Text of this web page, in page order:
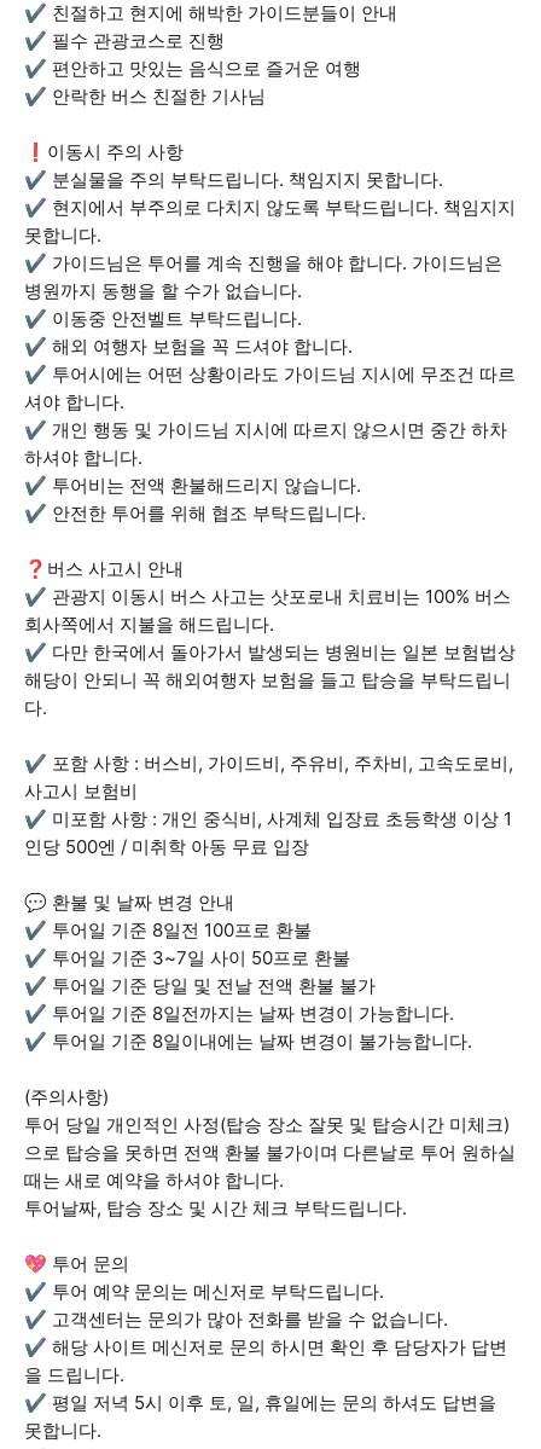
✔ 친절하고 현지에 해박한 가이드분들이 안내
✔ 필수 관광코스로 진행
✔ 편안하고 맛있는 음식으로 즐거운 여행
✔ 안락한 버스 친절한 기사님
❗이동시 주의 사항
✔ 분실물을 주의 부탁드립니다. 책임지지 못합니다.
✔ 현지에서 부주의로 다치지 않도록 부탁드립니다. 책임지지
못합니다.
✔ 가이드님은 투어를 계속 진행을 해야 합니다. 가이드님은
병원까지 동행을 할 수가 없습니다.
✔ 이동중 안전벨트 부탁드립니다.
✔ 해외 여행자 보험을 꼭 드셔야 합니다.
✔ 투어시에는 어떤 상황이라도 가이드님 지시에 무조건 따르
셔야 합니다.
✔ 개인 행동 및 가이드님 지시에 따르지 않으시면 중간 하차
하셔야 합니다.
✔ 투어비는 전액 환불해드리지 않습니다.
✔ 안전한 투어를 위해 협조 부탁드립니다.
❓버스 사고시 안내
✔ 관광지 이동시 버스 사고는 삿포로내 치료비는 100% 버스
회사쪽에서 지불을 해드립니다.
✔ 다만 한국에서 돌아가서 발생되는 병원비는 일본 보험법상
해당이 안되니 꼭 해외여행자 보험을 들고 탑승을 부탁드립니
다.
✔ 포함 사항 : 버스비, 가이드비, 주유비, 주차비, 고속도로비,
사고시 보험비
✔ 미포함 사항 : 개인 중식비, 사계체 입장료 초등학생 이상 1
인당 500엔 / 미취학 아동 무료 입장
💬 환불 및 날짜 변경 안내
✔ 투어일 기준 8일전 100프로 환불
✔ 투어일 기준 3~7일 사이 50프로 환불
✔ 투어일 기준 당일 및 전날 전액 환불 불가
✔ 투어일 기준 8일전까지는 날짜 변경이 가능합니다.
✔ 투어일 기준 8일이내에는 날짜 변경이 불가능합니다.
(주의사항)
투어 당일 개인적인 사정(탑승 장소 잘못 및 탑승시간 미체크)
으로 탑승을 못하면 전액 환불 불가이며 다른날로 투어 원하실
때는 새로 예약을 하셔야 합니다.
투어날짜, 탑승 장소 및 시간 체크 부탁드립니다.
💖 투어 문의
✔ 투어 예약 문의는 메신저로 부탁드립니다.
✔ 고객센터는 문의가 많아 전화를 받을 수 없습니다.
✔ 해당 사이트 메신저로 문의 하시면 확인 후 담당자가 답변
을 드립니다.
✔ 평일 저녁 5시 이후 토, 일, 휴일에는 문의 하셔도 답변을
못합니다.